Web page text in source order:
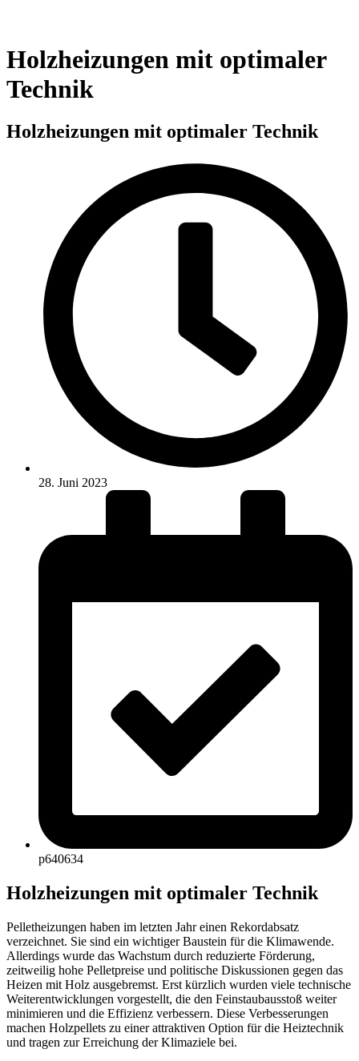
Holzheizungen mit optimaler
Technik
Holzheizungen mit optimaler Technik
28. Juni 2023
p640634
Holzheizungen mit optimaler Technik
Pelletheizungen haben im letzten Jahr einen Rekordabsatz
verzeichnet. Sie sind ein wichtiger Baustein für die Klimawende.
Allerdings wurde das Wachstum durch reduzierte Förderung,
zeitweilig hohe Pelletpreise und politische Diskussionen gegen das
Heizen mit Holz ausgebremst. Erst kürzlich wurden viele technische
Weiterentwicklungen vorgestellt, die den Feinstaubausstoß weiter
minimieren und die Effizienz verbessern. Diese Verbesserungen
machen Holzpellets zu einer attraktiven Option für die Heiztechnik
und tragen zur Erreichung der Klimaziele bei.